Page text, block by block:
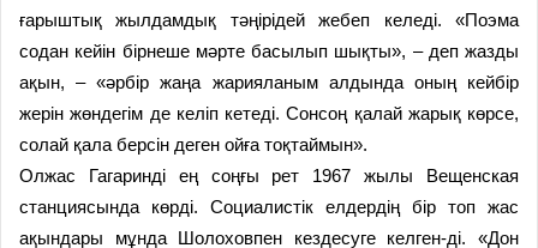
ғарыштық жылдамдық тәңірідей жебеп келеді. «Поэма
содан кейін бірнеше мәрте басылып шықты», – деп жазды
ақын, – «әрбір жаңа жарияланым алдында оның кейбір
жерін жөндегім де келіп кетеді. Сонсоң қалай жарық көрсе,
солай қала берсін деген ойға тоқтаймын».
Олжас Гагаринді ең соңғы рет 1967 жылы Вещенская
станциясында көрді. Социалистік елдердің бір топ жас
ақындары мұнда Шолоховпен кездесуге келген-ді. «Дон